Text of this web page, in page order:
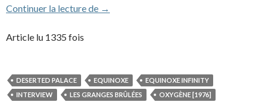
Continuer la lecture de Interview discographique (partie 1/4) de
→
Article lu 1335 fois
DESERTED PALACE EQUINOXE
EQUINOXE INFINITY
INTERVIEW
LES GRANGES BRÛLÉES OXYGÈNE [1976]